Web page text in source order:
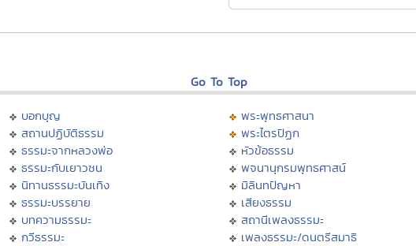
Go To Top
บอกบุญ
สถานปฏิบัติธรรม
ธรรมะจากหลวงพ่อ
ธรรมะกับเยาวชน
นิทานธรรมะบันเทิง
ธรรมะบรรยาย
บทความธรรมะ
กวีธรรมะ
พระพุทธศาสนา
พระไตรปิฏก
หัวข้อธรรม
พจนานุกรมพุทธศาสน์
มิลินทปัญหา
เสียงธรรม
สถานีเพลงธรรมะ
เพลงธรรมะ/ดนตรีสมาธิ